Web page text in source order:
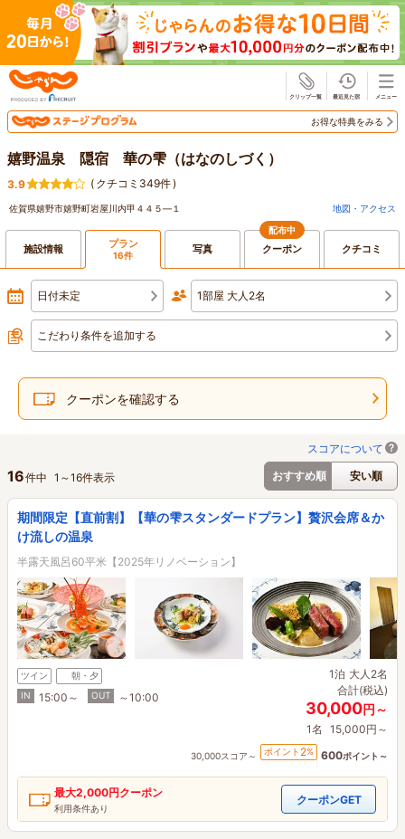
お得な特典をみる
嬉野温泉 隠宿 華の雫（はなのしづく）
3.9 ( クチコミ349件)
佐賀県嬉野市嬉野町岩屋川内甲４４５―１ 地図・アクセス
施設情報 プラン
16件 写真
配布中
クーポン クチコミ
日付未定 1部屋 大人2名
こだわり条件を追加する
クーポンを確認する
スコアについて
おすすめ順
安い順
16件中 1 ～16件表示
期間限定【直前割】【華の雫スタンダードプラン】贅沢会席＆か
け流しの温泉
半露天風呂60平米【2025年リノベーション】
ツイン
朝・夕
IN
15:00～ OUT ～10:00
1泊 大人2名
合計(税込)
30,000円～
1名 15,000円～
30,000スコア～ ポイント 2% 600ポイント～
最大2,000円クーポン
利用条件あり
クーポンGET